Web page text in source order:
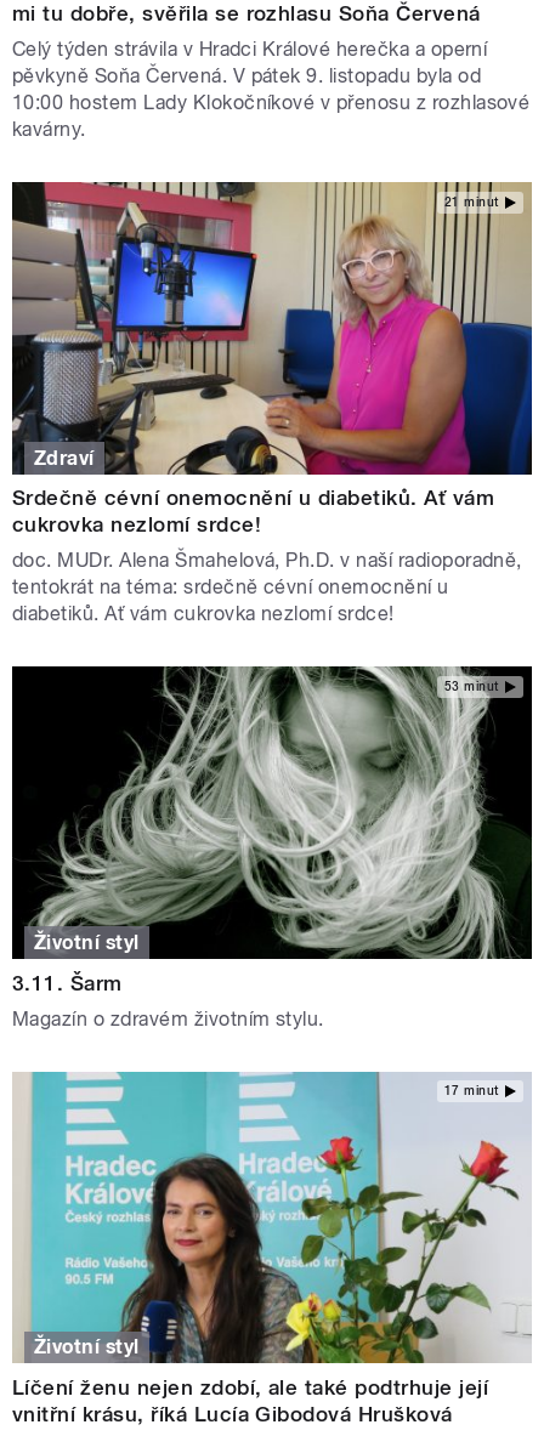
mi tu dobře, svěřila se rozhlasu Soňa Červená
Celý týden strávila v Hradci Králové herečka a operní
pěvkyně Soňa Červená. V pátek 9. listopadu byla od
10:00 hostem Lady Klokočníkové v přenosu z rozhlasové
kavárny.
21 minut
Zdraví
Srdečně cévní onemocnění u diabetiků. Ať vám
cukrovka nezlomí srdce!
doc. MUDr. Alena Šmahelová, Ph.D. v naší radioporadně,
tentokrát na téma: srdečně cévní onemocnění u
diabetiků. Ať vám cukrovka nezlomí srdce!
53 minut
Životní styl
3.11. Šarm
Magazín o zdravém životním stylu.
17 minut
Životní styl
Líčení ženu nejen zdobí, ale také podtrhuje její
vnitřní krásu, říká Lucía Gibodová Hrušková